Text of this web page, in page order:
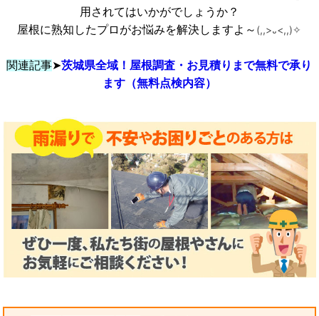
用されてはいかがでしょうか？
屋根に熟知したプロがお悩みを解決しますよ～ (,,>᎑<,,)✧
関連記事➤茨城県全域！屋根調査・お見積りまで無料で承り
ます（無料点検内容）